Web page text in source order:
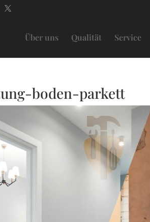
Über uns Qualität Service
boden-parkett